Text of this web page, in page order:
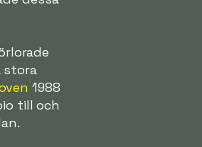
stora
1988
till och